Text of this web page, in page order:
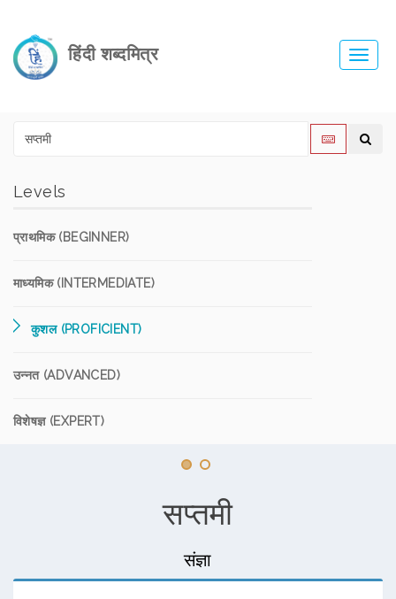
हिंदी शब्दमित्र
Levels
प्राथमिक (BEGINNER)
माध्यमिक (INTERMEDIATE)
कुशल (PROFICIENT)
उन्नत (ADVANCED)
विशेषज्ञ (EXPERT)
सप्तमी
संज्ञा